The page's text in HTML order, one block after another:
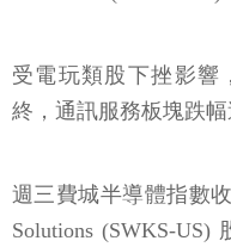
受電玩類股下挫影響
終，通訊服務板塊跌幅
週三費城半導體指數
Solutions (SWKS-US)